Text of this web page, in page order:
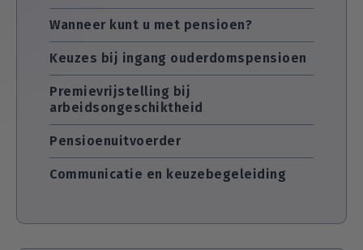
Wanneer kunt u met pensioen?
Keuzes bij ingang ouderdomspensioen
Premievrijstelling bij
arbeidsongeschiktheid
Pensioenuitvoerder
Communicatie en keuzebegeleiding